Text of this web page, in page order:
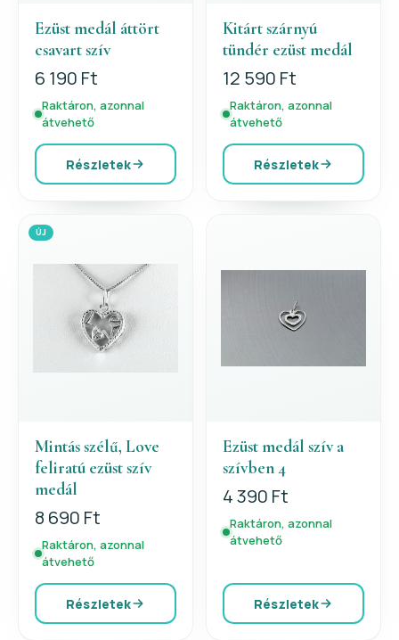
Ezüst medál áttört
csavart szív
6 190 Ft
Raktáron, azonnal
átvehető
Részletek
Kitárt szárnyú
tündér ezüst medál
12 590 Ft
Raktáron, azonnal
átvehető
Részletek
ÚJ
Mintás szélű, Love
feliratú ezüst szív
medál
8 690 Ft
Raktáron, azonnal
átvehető
Részletek
Ezüst medál szív a
szívben 4
4 390 Ft
Raktáron, azonnal
átvehető
Részletek